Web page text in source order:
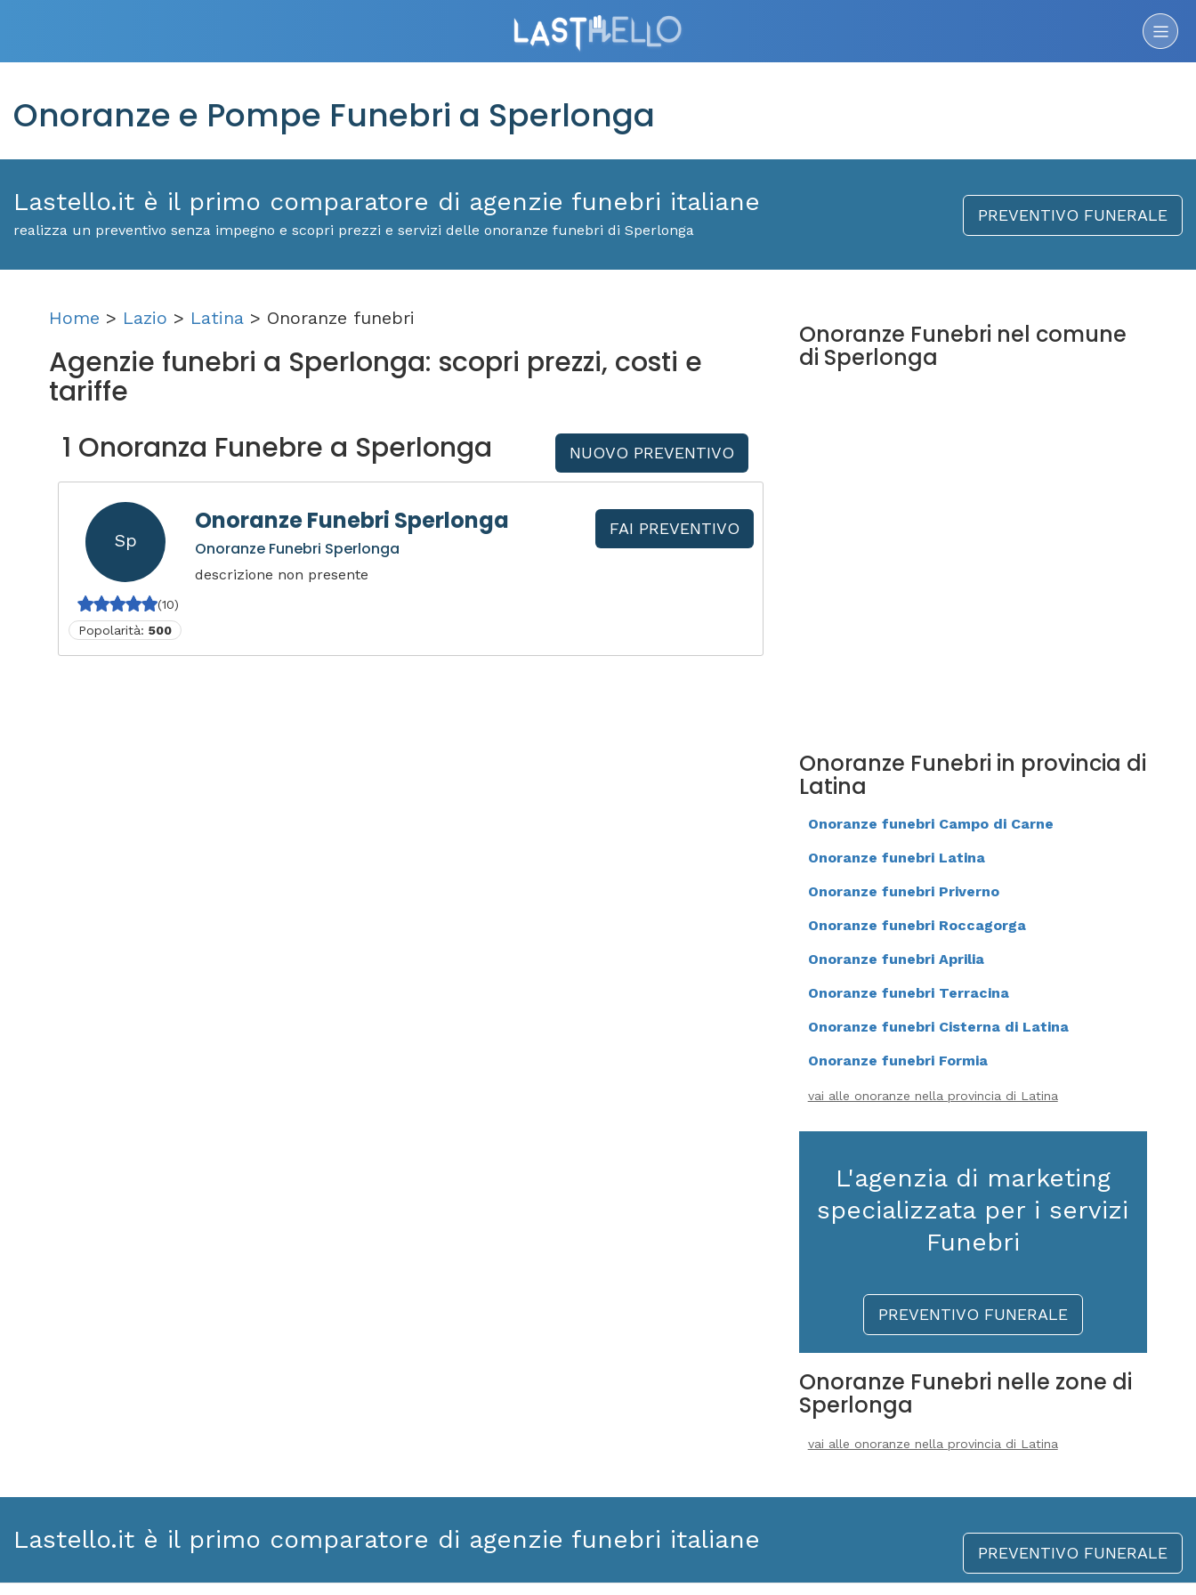
Onoranze e Pompe Funebri a Sperlonga
Lastello.it è il primo comparatore di agenzie funebri italiane
realizza un preventivo senza impegno e scopri prezzi e servizi delle onoranze funebri di Sperlonga
PREVENTIVO FUNERALE
Home > Lazio > Latina > Onoranze funebri
Agenzie funebri a Sperlonga: scopri prezzi, costi e
tariffe
1 Onoranza Funebre a Sperlonga
NUOVO PREVENTIVO
Sp
(10)
Popolarità: 500
Onoranze Funebri Sperlonga
Onoranze Funebri Sperlonga
descrizione non presente
FAI PREVENTIVO
Onoranze Funebri nel comune
di Sperlonga
Onoranze Funebri in provincia di
Latina
Onoranze funebri Campo di Carne
Onoranze funebri Latina
Onoranze funebri Priverno
Onoranze funebri Roccagorga
Onoranze funebri Aprilia
Onoranze funebri Terracina
Onoranze funebri Cisterna di Latina
Onoranze funebri Formia
vai alle onoranze nella provincia di Latina
L'agenzia di marketing
specializzata per i servizi
Funebri
PREVENTIVO FUNERALE
Onoranze Funebri nelle zone di
Sperlonga
vai alle onoranze nella provincia di Latina
Lastello.it è il primo comparatore di agenzie funebri italiane PREVENTIVO FUNERALE